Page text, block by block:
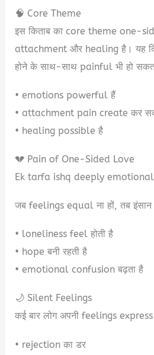
🧠 Core Theme
इस किताब का core theme one-
attachment और healing है। यह
होने के साथ-साथ painful भी हो
• emotions powerful हैं
• attachment pain create कर
• healing possible है
💔 Pain of One-Sided Love
Ek tarfa ishq deeply emotional
जब feelings equal ना हों, तब
• loneliness feel होती है
• hope बनी रहती है
• emotional confusion बढ़ता है
🌙 Silent Feelings
कई बार लोग अपनी feelings express
• rejection का डर